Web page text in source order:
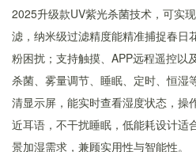
2025升级款UV紫光杀菌技术，可实
滤，纳米级过滤精度能精准捕捉春日
粉困扰；支持触摸、APP远程遥控以
杀菌、雾量调节、睡眠、定时、恒湿
清显示屏，能实时查看湿度状态，操
近耳语，不干扰睡眠，低能耗设计适
景加湿需求，兼顾实用性与智能性。